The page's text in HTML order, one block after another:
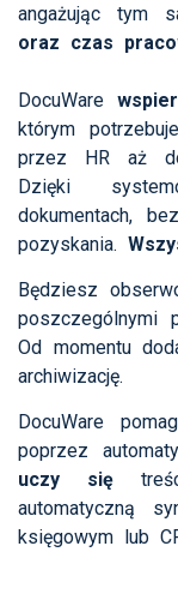
angażując tym
oraz czas
DocuWare
którym
przez HR aż
Dzięki
dokumentach,
pozyskania.
Będziesz
poszczególnymi
Od momentu
archiwizację.
DocuWare
poprzez
uczy się
automatyczną
księgowym lub